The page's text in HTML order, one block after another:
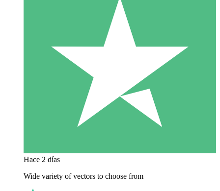
Hace 2 días
Wide variety of vectors to choose from